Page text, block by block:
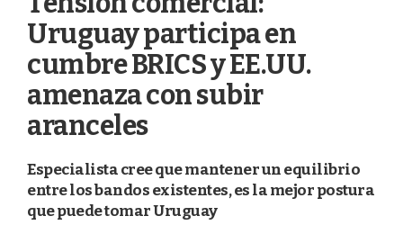
Uruguay participa en
cumbre BRICS y EE.UU.
amenaza con subir
aranceles
Especialista cree que mantener un equilibrio
entre los bandos existentes, es la mejor postura
que puede tomar Uruguay